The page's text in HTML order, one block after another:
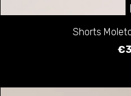
Shorts